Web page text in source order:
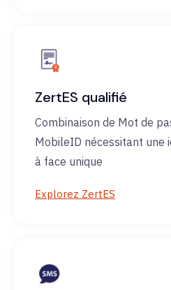
ZertES qualifié
Combinaison de Mot de
MobileID nécessitant une
à face unique
Explorez ZertES